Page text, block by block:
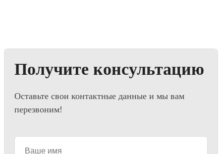
Получите консультацию
Оставьте свои контактные данные и мы вам
перезвоним!